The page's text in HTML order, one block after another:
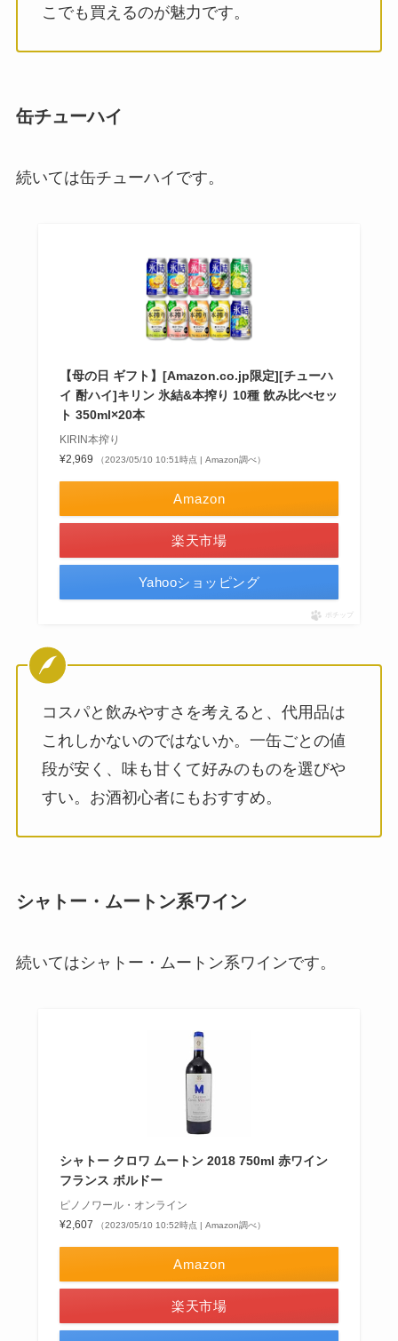
こでも買えるのが魅力です。
缶チューハイ
続いては缶チューハイです。
【母の日 ギフト】[Amazon.co.jp限定][チューハ
イ 酎ハイ]キリン 氷結&本搾り 10種 飲み比べセッ
ト 350ml×20本
KIRIN本搾り
¥2,969
（2023/05/10 10:51時点 | Amazon調べ）
Amazon
楽天市場
Yahooショッピング
ポチップ
コスパと飲みやすさを考えると、代用品は
これしかないのではないか。一缶ごとの値
段が安く、味も甘くて好みのものを選びや
すい。お酒初心者にもおすすめ。
シャトー・ムートン系ワイン
続いてはシャトー・ムートン系ワインです。
シャトー クロワ ムートン 2018 750ml 赤ワイン
フランス ボルドー
ピノノワール・オンライン
¥2,607
（2023/05/10 10:52時点 | Amazon調べ）
Amazon
楽天市場